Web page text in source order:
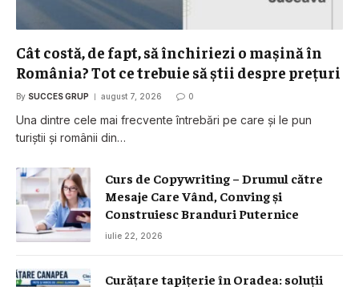
Cât costă, de fapt, să închiriezi o mașină în
România? Tot ce trebuie să știi despre prețuri
By SUCCES GRUP august 7, 2026 0
Una dintre cele mai frecvente întrebări pe care și le pun
turiștii și românii din…
Curs de Copywriting – Drumul către
Mesaje Care Vând, Conving și
Construiesc Branduri Puternice
iulie 22, 2026
Curățare tapițerie în Oradea: soluții